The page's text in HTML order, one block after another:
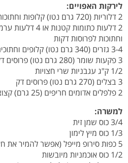
לירקות האפויים:
2 דלוריות (720 גרם נטו) קלופות וחתוכות לפרוסות דקות
וחתוכות לפרוסות דקות
3-4 גזרים (340 גרם נטו) קלופים וחתוכים למקלות
3 פקעות שומר (280 גרם נטו) פרוסים דק
1/2 ק"ג עגבניות שרי חצויות
3 בצלים (270 גרם נטו) פרוסים דק
2 פלפלים אדומים חריפים (25 גרם) קצוצים
למשרה:
3/4 כוס שמן זית
1/3 כוס מיץ לימון
5 כפות סירופ מייפל (אפשר להמיר את חלקן בסירופ אגבה)
1/2 כוס אוכמניות מיובשות